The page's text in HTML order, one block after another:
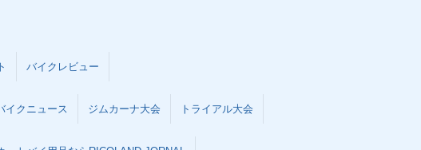
バイクレビュー
イクニュース ジムカーナ大会 トライアル大会